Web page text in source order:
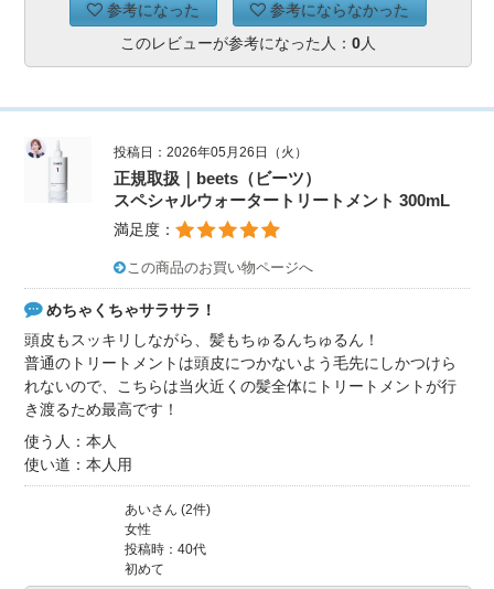
参考になった
参考にならなかった
このレビューが参考になった人： 0人
投稿日：2026年05月26日（火）
正規取扱｜beets（ビーツ）
スペシャルウォータートリートメント 300mL
満足度：
この商品のお買い物ページへ
めちゃくちゃサラサラ！
頭皮もスッキリしながら、髪もちゅるんちゅるん！
普通のトリートメントは頭皮につかないよう毛先にしかつけら
れないので、こちらは当火近くの髪全体にトリートメントが行
き渡るため最高です！
使う人：本人
使い道：本人用
あいさん (2件)
女性
投稿時：40代
初めて